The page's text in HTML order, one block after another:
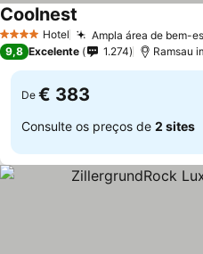
4 EstrelasHotel Ampla área de bem-
Coolnest
9,8 Excelente 1.274 Ramsau
De € 383
Consulte os preços de 2 sites